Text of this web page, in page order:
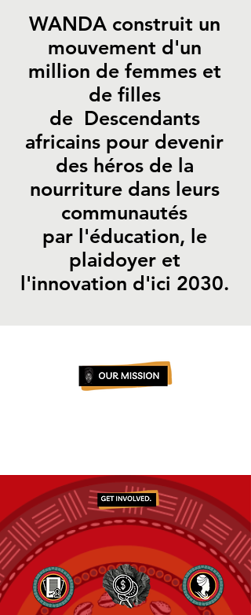
WANDA construit un
mouvement d'un
million de femmes et
de filles
de Descendants
africains pour devenir
des héros de la
nourriture dans leurs
communautés
par l'éducation, le
plaidoyer et
l'innovation d'ici 2030.